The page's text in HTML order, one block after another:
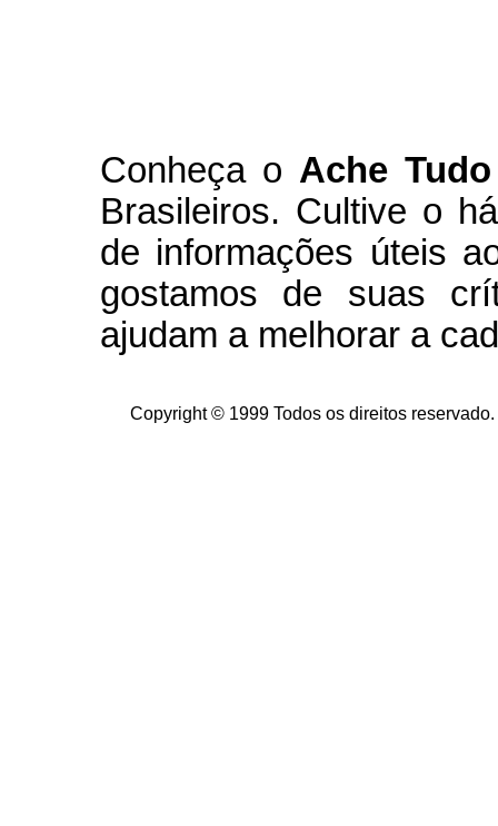
Conheçao Ache
Brasileiros. Cultive o
de informações úteis
gostamos de suas
ajudam a melhorar a
Copyright © 1999 Todos os direitos reservado.